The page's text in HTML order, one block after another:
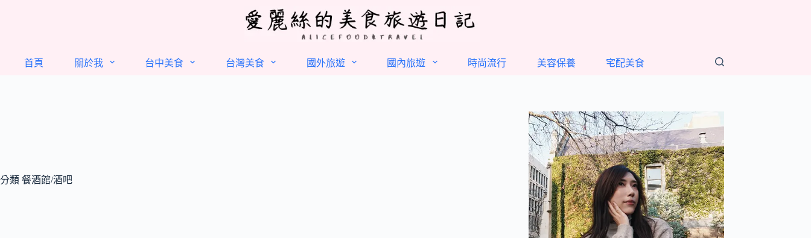
首頁 關於我 台中美食 台灣美食 國外旅遊 國內旅遊 時尚流行 美容保養 宅配美食
分類 餐酒館/酒吧